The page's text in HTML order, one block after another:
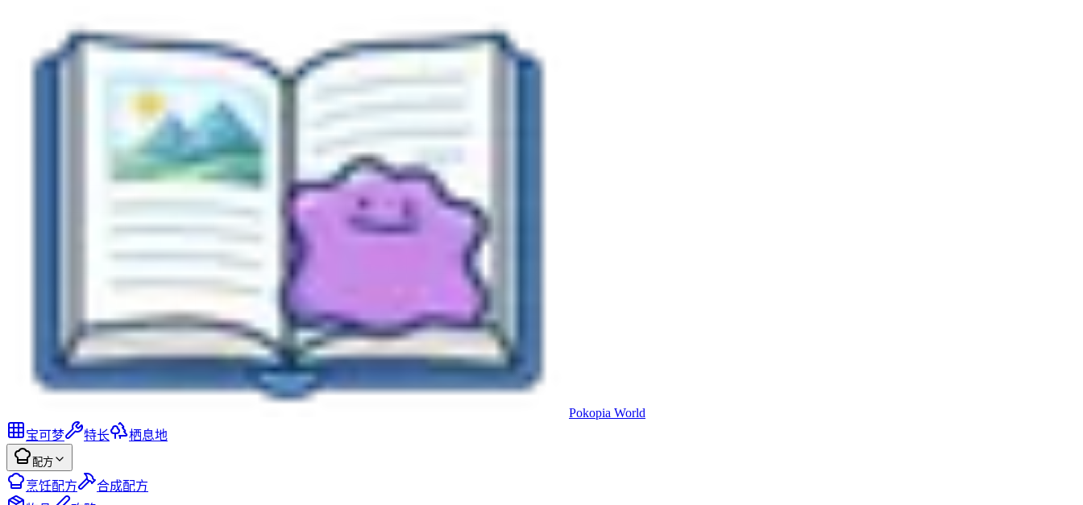
Pokopia World
宝可梦
特长 栖息地
配方
烹饪配方
合成配方